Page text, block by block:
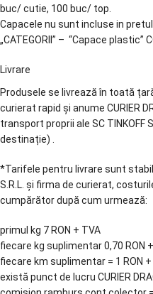
buc/ cutie, 100 buc/ top.
Capacele nu sunt incluse in
„CATEGORII” – “Capace plastic”
Livrare
Produsele se livrează în toată
curierat rapid și anume CURIER
transport proprii ale SC
destinație) .
*Tarifele pentru livrare sunt
S.R.L. și firma de curierat,
cumpărător după cum urmează:
primul kg 7 RON + TVA
fiecare kg suplimentar 0,70 RON
fiecare km suplimentar = 1 RON
există punct de lucru CURIER